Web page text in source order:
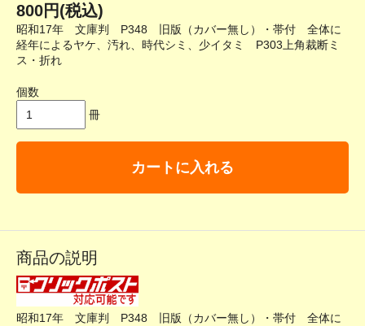
800円(税込)
昭和17年 文庫判 P348 旧版（カバー無し）・帯付 全体に
経年によるヤケ、汚れ、時代シミ、少イタミ P303上角裁断ミ
ス・折れ
個数
冊
カートに入れる
商品の説明
昭和17年 文庫判 P348 旧版（カバー無し）・帯付 全体に